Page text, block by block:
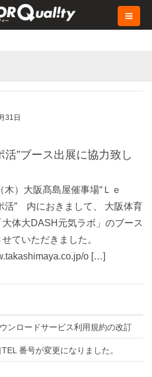
31日
活”ブース出展に協力致し
木）大阪髙島屋催事場“Ｌｅ
活” 内におきまして、 大阪体育
体大DASH元気ラボ」のブース
ていただきました。
o […]
ンロードサービス利用規約の改訂
番号が変更になりました。